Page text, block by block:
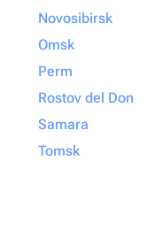
Novosibirsk
Omsk
Perm
Rostov del Don
Samara
Tomsk